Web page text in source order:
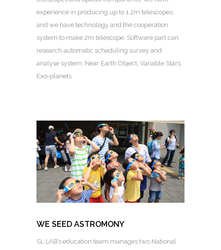
experience in producing up to 1.2m telescopes,
and we have technology and the cooperation
system to make 2m telescope. Software part can
research automatic scheduling survey and
analyse system: Near Earth Object, Variable Stars,
Exo-planets.
WE SEED ASTROMONY
SL LAB’s education team manages two National